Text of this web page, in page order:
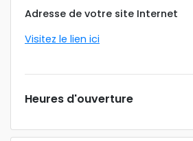
Adresse de votre site Internet
Visitez le lien ici
Heures d'ouverture